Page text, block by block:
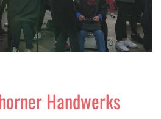
Handwerks